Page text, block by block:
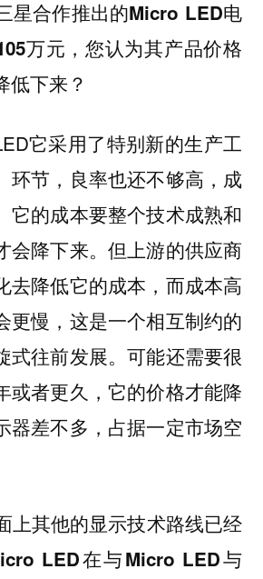
星合作推出的Micro LED电
万元，您认为其产品价格
低下来？
它采用了特别新的生产工
环节，良率也还不够高，成
它的成本要整个技术成熟和
会降下来。但上游的供应商
去降低它的成本，而成本高
更慢，这是一个相互制约的
式往前发展。可能还需要很
或者更久，它的价格才能降
器差不多，占据一定市场空
上其他的显示技术路线已经
LED在与Micro LED与